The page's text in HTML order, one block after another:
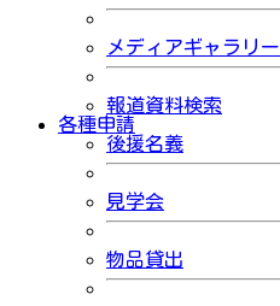
メディアギャラリー
報道資料検索
各種申請
後援名義
見学会
物品貸出